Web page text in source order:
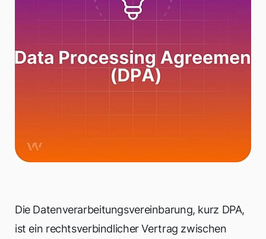
Die Datenverarbeitungsvereinbarung, kurz DPA,
ist ein rechtsverbindlicher Vertrag zwischen